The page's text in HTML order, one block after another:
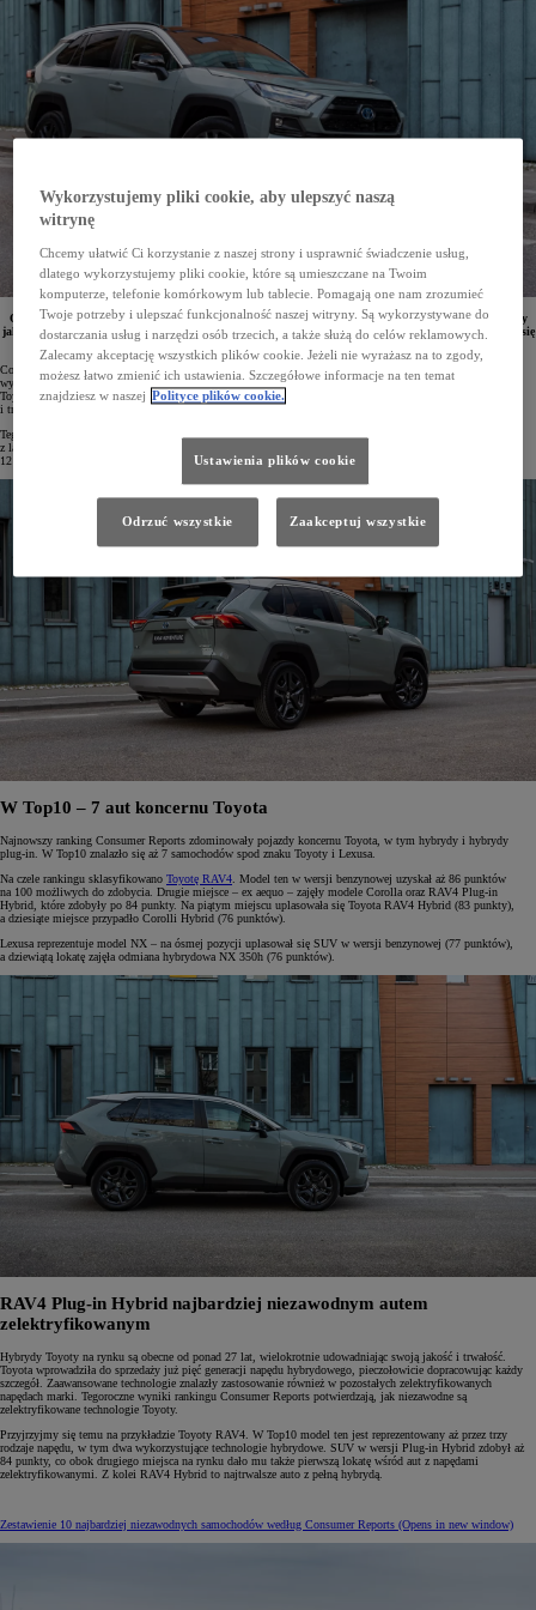
Ogłoszono najnowszy ranking Consumer Reports, który po raz kolejny potwierdził reputację Toyoty
jako producenta bezawaryjnych i trwałych samochodów. W pierwszej dziesiątce zestawienia znalazło się
aż 7 samochodów japońskiego koncernu. Pierwsze miejsce zajęła Toyota RAV4.
Consumer Reports to najbardziej cenione i wiarygodne rankingi na amerykańskim rynku. Finansowana
wyłącznie ze składek swoich członków organizacja testuje samochody kupione z własnych środków. Auta
Toyoty od lat zajmują wysokie lokaty w zestawieniach, co stanowi potwierdzenie ich niezawodności
i trwałości.
Tegoroczny ranking Consumer Reports oparto na danych zebranych od ponad 300 tysięcy użytkowników aut
z lat 2000–2024, którzy poinformowali o problemach, jakie mieli ze swoimi samochodami w ostatnich
12 miesiącach.
W Top10 – 7 aut koncernu Toyota
Najnowszy ranking Consumer Reports zdominowały pojazdy koncernu Toyota, w tym hybrydy i hybrydy
plug-in. W Top10 znalazło się aż 7 samochodów spod znaku Toyoty i Lexusa.
Na czele rankingu sklasyfikowano Toyotę RAV4 . Model ten w wersji benzynowej uzyskał aż 86 punktów
na 100 możliwych do zdobycia. Drugie miejsce – ex aequo – zajęły modele Corolla oraz RAV4 Plug-in
Hybrid, które zdobyły po 84 punkty. Na piątym miejscu uplasowała się Toyota RAV4 Hybrid (83 punkty),
a dziesiąte miejsce przypadło Corolli Hybrid (76 punktów).
Lexusa reprezentuje model NX – na ósmej pozycji uplasował się SUV w wersji benzynowej (77 punktów),
a dziewiątą lokatę zajęła odmiana hybrydowa NX 350h (76 punktów).
RAV4 Plug-in Hybrid najbardziej niezawodnym autem
zelektryfikowanym
Hybrydy Toyoty na rynku są obecne od ponad 27 lat, wielokrotnie udowadniając swoją jakość i trwałość.
Toyota wprowadziła do sprzedaży już pięć generacji napędu hybrydowego, pieczołowicie dopracowując każdy
szczegół. Zaawansowane technologie znalazły zastosowanie również w pozostałych zelektryfikowanych
napędach marki. Tegoroczne wyniki rankingu Consumer Reports potwierdzają, jak niezawodne są
zelektryfikowane technologie Toyoty.
Przyjrzyjmy się temu na przykładzie Toyoty RAV4. W Top10 model ten jest reprezentowany aż przez trzy
rodzaje napędu, w tym dwa wykorzystujące technologie hybrydowe. SUV w wersji Plug-in Hybrid zdobył aż
84 punkty, co obok drugiego miejsca na rynku dało mu także pierwszą lokatę wśród aut z napędami
zelektryfikowanymi. Z kolei RAV4 Hybrid to najtrwalsze auto z pełną hybrydą.
Zestawienie 10 najbardziej niezawodnych samochodów według Consumer Reports (Opens in new window)
Wykorzystujemy pliki cookie, aby ulepszyć naszą
witrynę
Chcemy ułatwić Ci korzystanie z naszej strony i usprawnić świadczenie usług,
dlatego wykorzystujemy pliki cookie, które są umieszczane na Twoim
komputerze, telefonie komórkowym lub tablecie. Pomagają one nam zrozumieć
Twoje potrzeby i ulepszać funkcjonalność naszej witryny. Są wykorzystywane do
dostarczania usług i narzędzi osób trzecich, a także służą do celów reklamowych.
Zalecamy akceptację wszystkich plików cookie. Jeżeli nie wyrażasz na to zgody,
możesz łatwo zmienić ich ustawienia. Szczegółowe informacje na ten temat
znajdziesz w naszej Polityce plików cookie.
Ustawienia plików cookie
Odrzuć wszystkie Zaakceptuj wszystkie